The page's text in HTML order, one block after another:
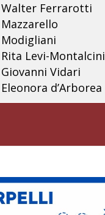
Walter Ferrarotti
Modigliani
Levi-Montalcini
Vidari
d’Arborea